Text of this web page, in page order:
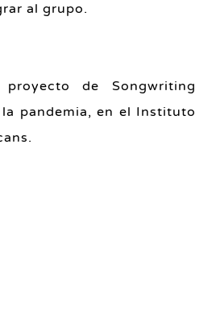
al grupo.
proyecto de Songwriting
pandemia, en el Instituto